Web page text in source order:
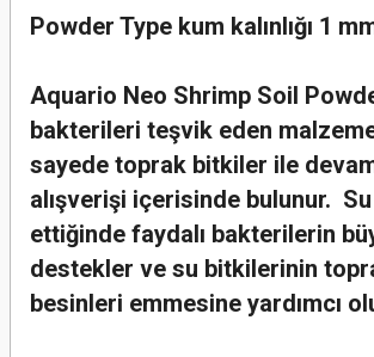
Powder Type kum kalınlığı 1
Aquario Neo Shrimp Soil
bakterileri teşvik eden
sayede toprak bitkiler ile
alışverişi içerisinde bulunur.
ettiğinde faydalı bakterilerin
destekler ve su bitkilerinin
besinleri emmesine yardımcı